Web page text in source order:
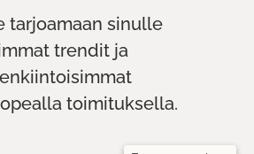
tarjoamaan sinulle
trendit ja
toimituksella.